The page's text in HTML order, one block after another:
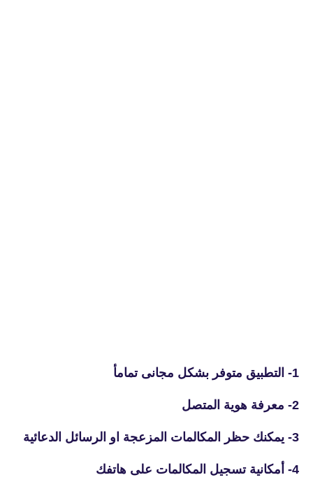
1- التطبيق متوفر بشكل مجانى تمامأ
2- معرفة هوية المتصل
3- يمكنك حظر المكالمات المزعجة او الرسائل الدعائية
4- أمكانية تسجيل المكالمات على هاتفك